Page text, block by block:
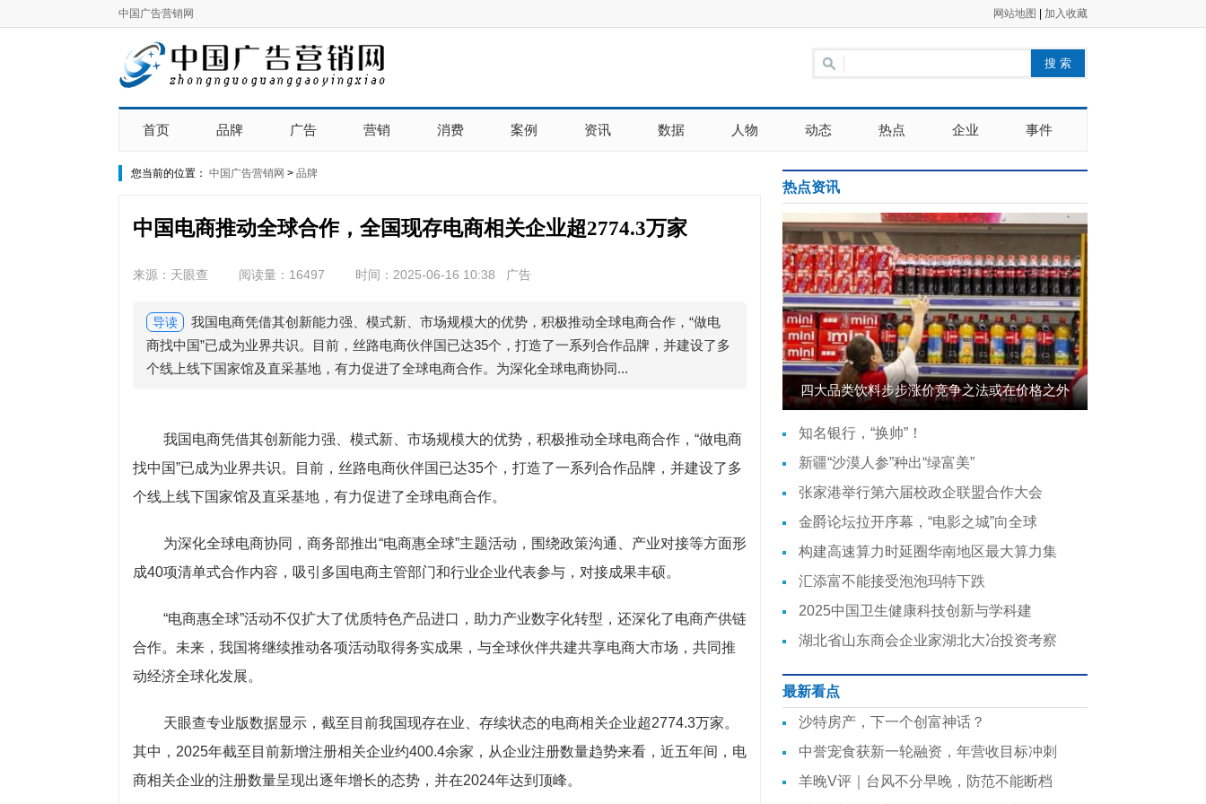
中国广告营销网 网站地图 加入收藏
首页 品牌 广告 营销 消费 案例 资讯 数据 人物 动态 热点 企业 事件
您当前的位置： 中国广告营销网 > 品牌
中国电商推动全球合作，全国现存电商相关企业超2774.3万家
来源：天眼查 阅读量：16497 时间：2025-06-16 10:38 广告
导读
我国电商凭借其创新能力强、模式新、市场规模大的优势，积极推动全球电商合作，“做电
商找中国”已成为业界共识。目前，丝路电商伙伴国已达35个，打造了一系列合作品牌，并建设了多
个线上线下国家馆及直采基地，有力促进了全球电商合作。为深化全球电商协同...
我国电商凭借其创新能力强、模式新、市场规模大的优势，积极推动全球电商合作，“做电商
找中国”已成为业界共识。目前，丝路电商伙伴国已达35个，打造了一系列合作品牌，并建设了多
个线上线下国家馆及直采基地，有力促进了全球电商合作。
为深化全球电商协同，商务部推出“电商惠全球”主题活动，围绕政策沟通、产业对接等方面形
成40项清单式合作内容，吸引多国电商主管部门和行业企业代表参与，对接成果丰硕。
“电商惠全球”活动不仅扩大了优质特色产品进口，助力产业数字化转型，还深化了电商产供链
合作。未来，我国将继续推动各项活动取得务实成果，与全球伙伴共建共享电商大市场，共同推
动经济全球化发展。
天眼查专业版数据显示，截至目前我国现存在业、存续状态的电商相关企业超2774.3万家。
其中，2025年截至目前新增注册相关企业约400.4余家，从企业注册数量趋势来看，近五年间，电
商相关企业的注册数量呈现出逐年增长的态势，并在2024年达到顶峰。
热点资讯
四大品类饮料步步涨价竞争之法或在价格之外
知名银行，“换帅”！
新疆“沙漠人参”种出“绿富美”
张家港举行第六届校政企联盟合作大会
金爵论坛拉开序幕，“电影之城”向全球
构建高速算力时延圈华南地区最大算力集
汇添富不能接受泡泡玛特下跌
2025中国卫生健康科技创新与学科建
湖北省山东商会企业家湖北大冶投资考察
最新看点
沙特房产，下一个创富神话？
中誉宠食获新一轮融资，年营收目标冲刺
羊晚V评｜台风不分早晚，防范不能断档